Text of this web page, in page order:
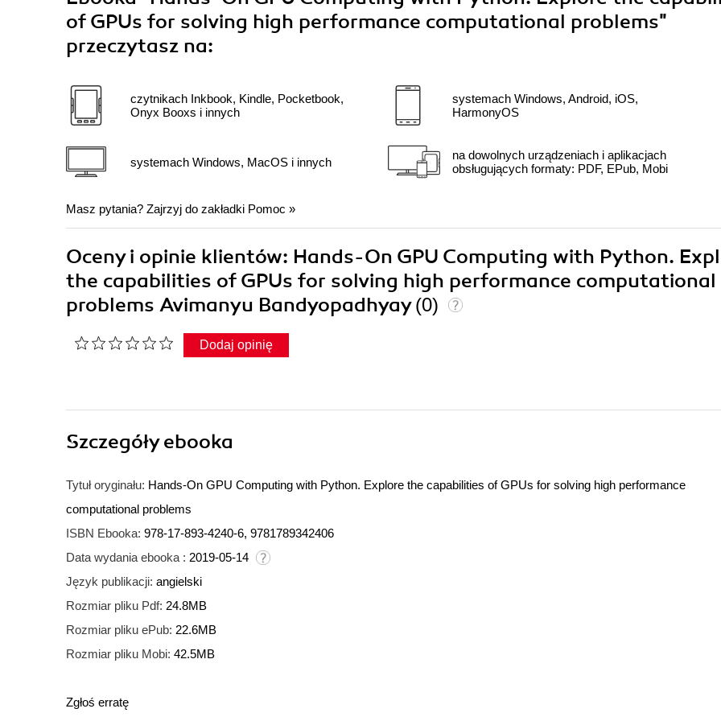
of GPUs for solving high performance computational problems"
przeczytasz na:
czytnikach Inkbook, Kindle, Pocketbook,
Onyx Booxs i innych
systemach Windows, MacOS i innych
systemach Windows, Android, iOS,
HarmonyOS
na dowolnych urządzeniach i aplikacjach
obsługujących formaty: PDF, EPub, Mobi
Masz pytania? Zajrzyj do zakładki Pomoc »
Oceny i opinie klientów: Hands-On GPU Computing with Python.
the capabilities of GPUs for solving high performance computational
problems Avimanyu Bandyopadhyay(0)
Dodaj opinię
Szczegółyebooka
Tytuł oryginału: Hands-On GPU Computing with Python. Explore the capabilities of GPUs for solving high performance
computational problems
ISBN Ebooka: 978-17-893-4240-6, 9781789342406
Data wydania ebooka : 2019-05-14
Język publikacji: angielski
Rozmiar pliku Pdf: 24.8MB
Rozmiar pliku ePub: 22.6MB
Rozmiar pliku Mobi: 42.5MB
Zgłoś erratę